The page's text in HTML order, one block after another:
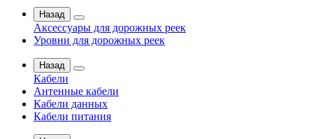
Назад
Аксессуары для дорожных реек
Уровни для дорожных реек
Назад
Кабели
Антенные кабели
Кабели данных
Кабели питания